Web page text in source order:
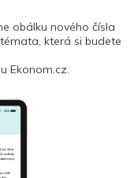
obálku nového čísla
která si budete
Ekonom.cz.